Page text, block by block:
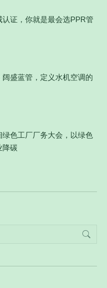
认证，你就是最会选PPR管
阔盛蓝管，定义水机空调的
绿色工厂厂务大会，以绿色
降碳